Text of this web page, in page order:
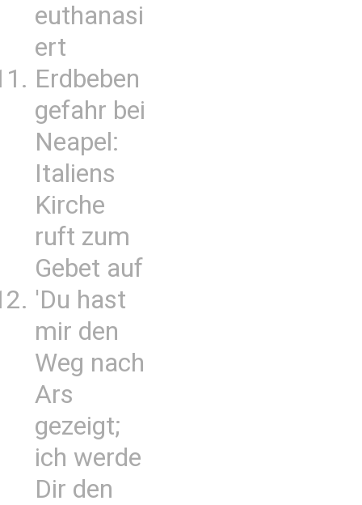
euthanasi
ert
Erdbeben
gefahr bei
Neapel:
Italiens
Kirche
ruft zum
Gebet auf
'Du hast
mir den
Weg nach
Ars
gezeigt;
ich werde
Dir den